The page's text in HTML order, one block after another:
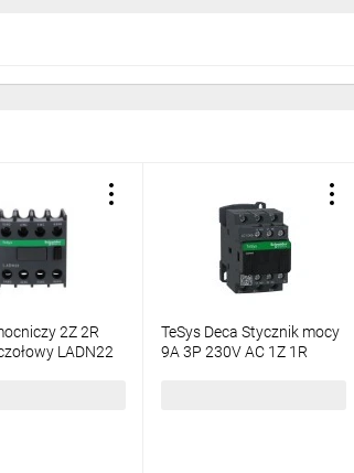
2Z 2R
LADN22
TeSys Deca Stycznik mocy
9A 3P 230V AC 1Z 1R